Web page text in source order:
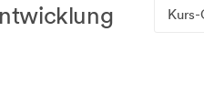
Kurs-